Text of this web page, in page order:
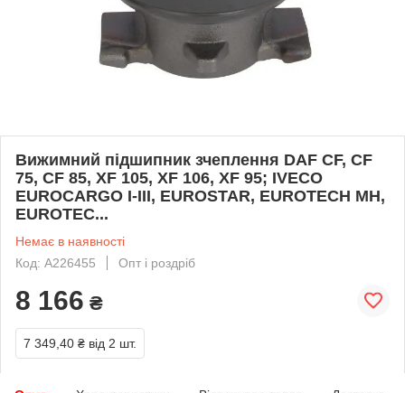
Вижимний підшипник зчеплення DAF CF, CF
75, CF 85, XF 105, XF 106, XF 95; IVECO
EUROCARGO I-III, EUROSTAR, EUROTECH MH,
EUROTEC...
Немає в наявності
Код: A226455
Опт і роздріб
8 166 ₴
7 349,40 ₴ від 2 шт.